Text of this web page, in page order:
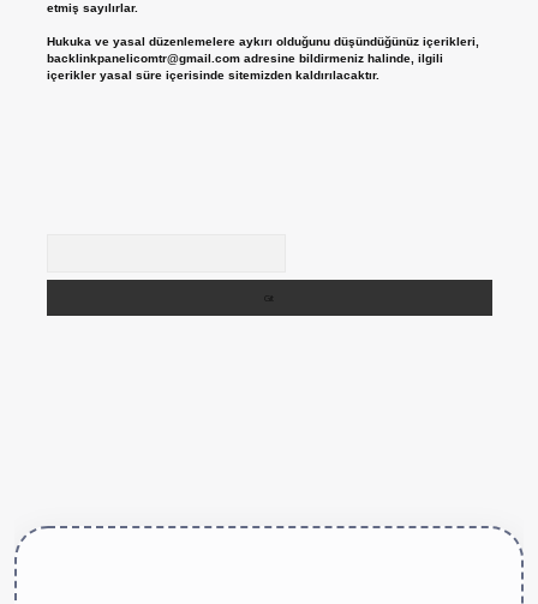
etmiş sayılırlar.
Hukuka ve yasal düzenlemelere aykırı olduğunu düşündüğünüz içerikleri,
backlinkpanelicomtr@gmail.comadresine bildirmeniz halinde, ilgili
içerikler yasal süre içerisinde sitemizden kaldırılacaktır.